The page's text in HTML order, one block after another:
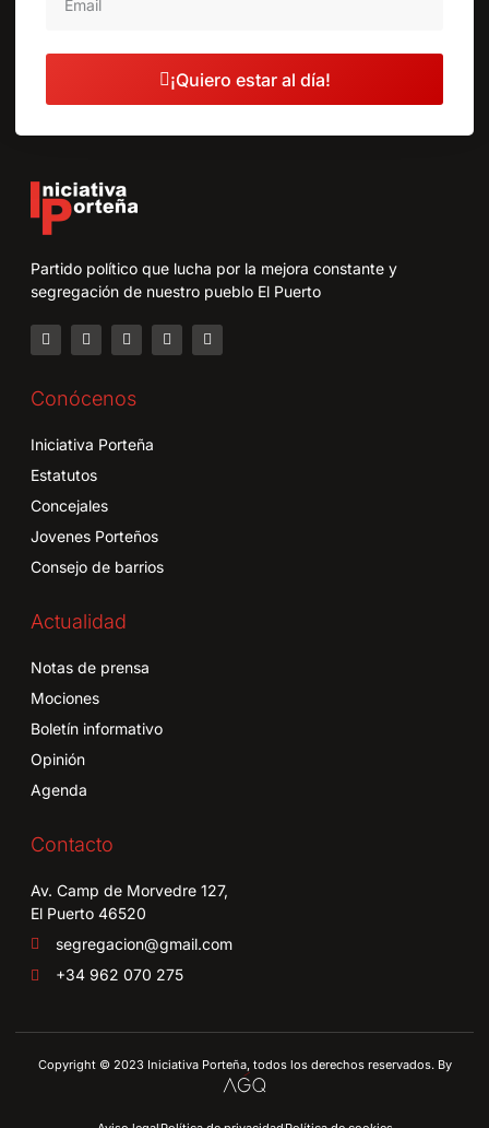
¡Quiero estar al día!
Partido político que lucha por la mejora constante y
segregación de nuestro pueblo El Puerto
Conócenos
Iniciativa Porteña
Estatutos
Concejales
Jovenes Porteños
Consejo de barrios
Actualidad
Notas de prensa
Mociones
Boletín informativo
Opinión
Agenda
Contacto
Av. Camp de Morvedre 127,
El Puerto 46520
segregacion@gmail.com
+34 962 070 275
Copyright © 2023 Iniciativa Porteña, todos los derechos reservados. By